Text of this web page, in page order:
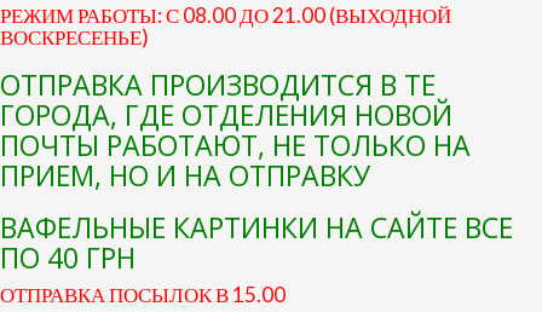
РЕЖИМ РАБОТЫ: С 08.00 ДО 21.00 (ВЫХОДНОЙ
ВОСКРЕСЕНЬЕ)
ОТПРАВКА ПРОИЗВОДИТСЯ В ТЕ
ГОРОДА, ГДЕ ОТДЕЛЕНИЯ НОВОЙ
ПОЧТЫ РАБОТАЮТ, НЕ ТОЛЬКО НА
ПРИЕМ, НО И НА ОТПРАВКУ
ВАФЕЛЬНЫЕ КАРТИНКИ НА САЙТЕ ВСЕ
ПО 40 ГРН
ОТПРАВКА ПОСЫЛОК В 15.00